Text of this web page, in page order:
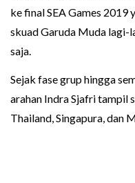
ke final SEA Games 2019
skuad Garuda Muda lagi-
saja.
Sejak fase grup hingga
arahan Indra Sjafri tampil
Thailand, Singapura, dan